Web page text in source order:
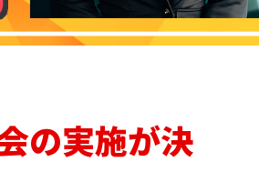
の実施が決